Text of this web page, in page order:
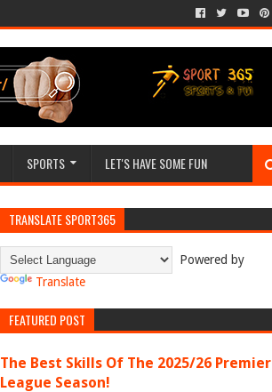
SPORTS LET'S HAVE SOME FUN
TRANSLATE SPORT365
Powered by
Translate
FEATURED POST
The Best Skills Of The 2025/26 Premier
League Season!